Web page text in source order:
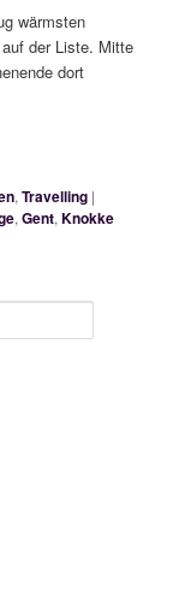
wärmsten
der Liste. Mitte
dort
,Travelling |
,Gent,Knokke